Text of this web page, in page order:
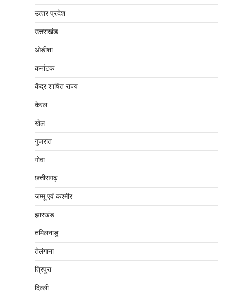
उत्‍तर प्रदेश
उत्तराखंड
ओड़ीशा
कर्नाटक
केंद्र शाषित राज्य
केरल
खेल
गुजरात
गोवा
छत्तीसगढ़
जम्‍मू एवं कश्‍मीर
झारखंड
तमिलनाडु
तेलंगाना
त्रिपुरा
दिल्‍ली